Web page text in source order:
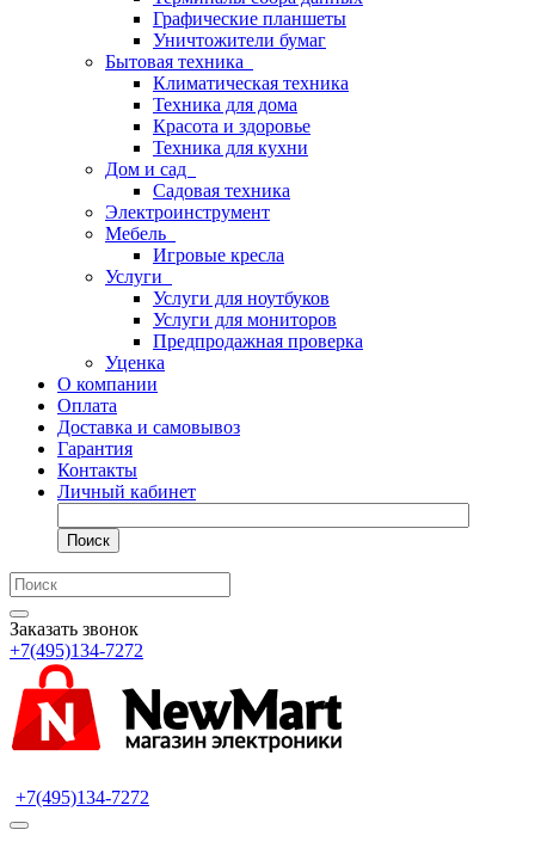
Графические планшеты
Уничтожители бумаг
Бытовая техника
Климатическая техника
Техника для дома
Красота и здоровье
Техника для кухни
Дом и сад
Садовая техника
Электроинструмент
Мебель
Игровые кресла
Услуги
Услуги для ноутбуков
Услуги для мониторов
Предпродажная проверка
Уценка
О компании
Оплата
Доставка и самовывоз
Гарантия
Контакты
Личный кабинет
Поиск
Заказать звонок
+7(495)134-7272
+7(495)134-7272